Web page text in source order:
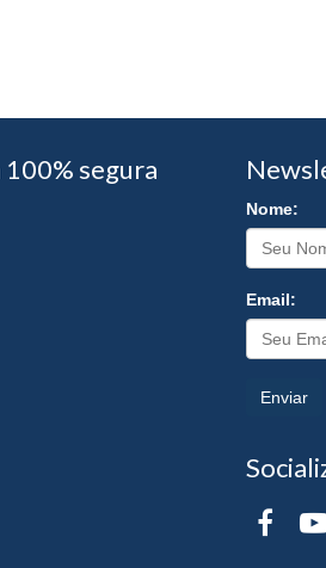
segura
Nome:
Email:
Enviar